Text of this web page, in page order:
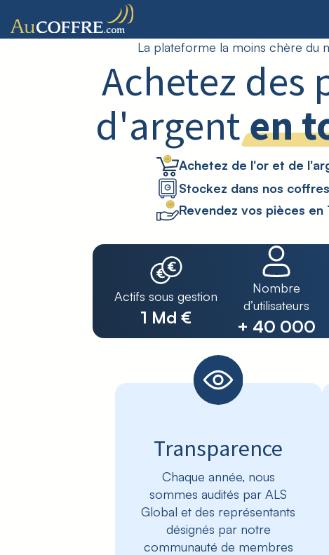
La plateforme la moins chère du
Achetez des
d'argenten
Achetez de l'or et de
Stockez dans nos
Revendez vos pièces en
Actifs sous gestion
1 Md €
Nombre
d’utilisateurs
+ 40 000
Transparence
Chaque année, nous
sommes audités par ALS
Global et des représentants
désignés par notre
communauté de membres